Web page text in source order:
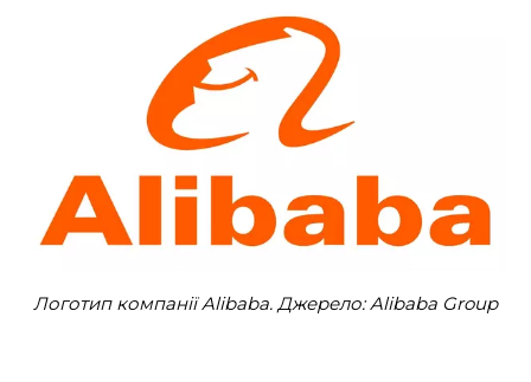
Логотип компанії Alibaba. Джерело: Alibaba Group